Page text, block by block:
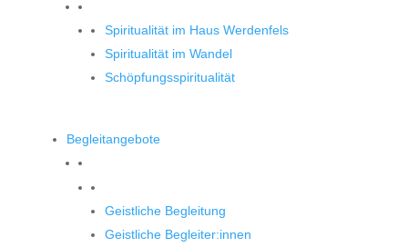
Spiritualität im Haus Werdenfels
Spiritualität im Wandel
Schöpfungsspiritualität
Begleitangebote
Geistliche Begleitung
Geistliche Begleiter:innen